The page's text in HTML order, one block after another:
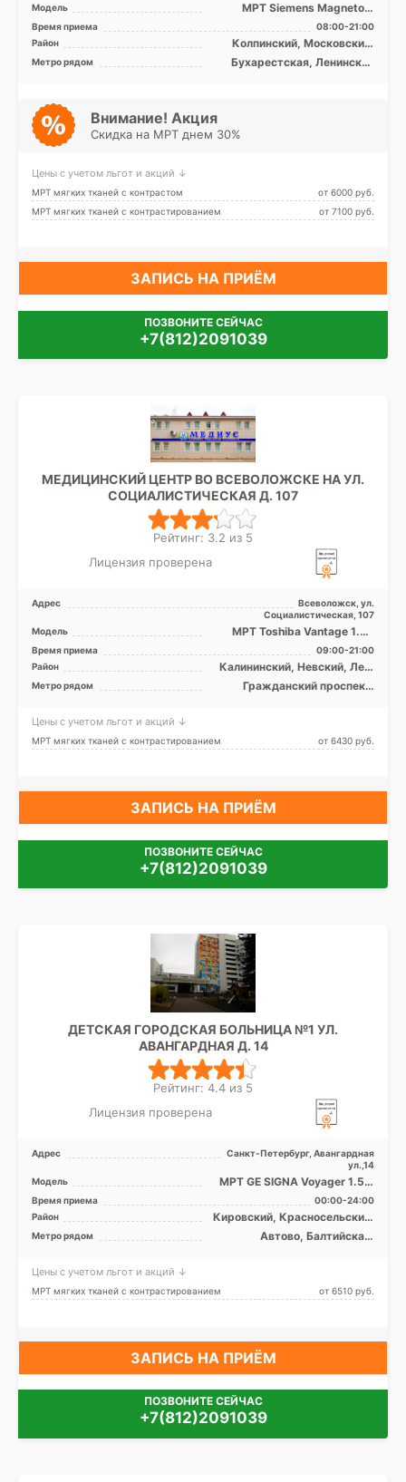
Модель
МРТ Siemens Magnetom
Symphony 1.5T закрытый тип
Время приема
08:00-21:00
Район
Колпинский, Московский,
Невский, Пушкинский,
Фрунзенский, Лен. область
Метро рядом
Бухарестская, Ленинский
Внимание! Акция
Скидка на МРТ днем 30%
Цены с учетом льгот и акций ↓
МРТ мягких тканей с контрастом
от 6000 pуб.
МРТ мягких тканей с контрастированием
от 7100 pуб.
ЗАПИСЬ НА ПРИЁМ
ПОЗВОНИТЕ СЕЙЧАС
+7(812)2091039
МЕДИЦИНСКИЙ ЦЕНТР ВО ВСЕВОЛОЖСКЕ НА УЛ.
СОЦИАЛИСТИЧЕСКАЯ Д. 107
Рейтинг: 3.2 из 5
Лицензия проверена
Адрес
Всеволожск, ул.
Социалистическая, 107
Модель
МРТ Toshiba Vantage 1.5T
закрытого типа, КТ Toshiba
Alexion 16 срезов
Время приема
09:00-21:00
Район
Калининский, Невский, Лен.
Метро рядом
Гражданский проспект,
Цены с учетом льгот и акций ↓
МРТ мягких тканей с контрастированием от 6430 pуб.
ЗАПИСЬ НА ПРИЁМ
ПОЗВОНИТЕ СЕЙЧАС
+7(812)2091039
ДЕТСКАЯ ГОРОДСКАЯ БОЛЬНИЦА №1 УЛ.
АВАНГАРДНАЯ Д. 14
Рейтинг: 4.4 из 5
Лицензия проверена
Адрес
Санкт-Петербург, Авангардная
ул.,14
Модель
МРТ GE SIGNA Voyager 1.5 Т
закрытого типа, КТ Siemens
Somatom Difiniti ...
Время приема
00:00-24:00
Район
Кировский, Красносельский,
Московский,
Петродворцовый, Лен.
Метро рядом
Автово, Балтийская,
Цены с учетом льгот и акций ↓
МРТ мягких тканей с контрастированием от 6510 pуб.
ЗАПИСЬ НА ПРИЁМ
ПОЗВОНИТЕ СЕЙЧАС
+7(812)2091039